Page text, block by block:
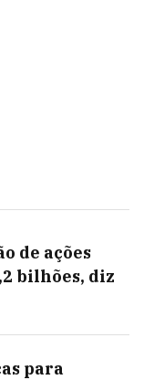
de ações
bilhões, diz
para